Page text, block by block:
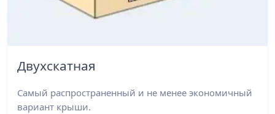
Двухскатная
Самый распространенный и не менее экономичный
вариант крыши.